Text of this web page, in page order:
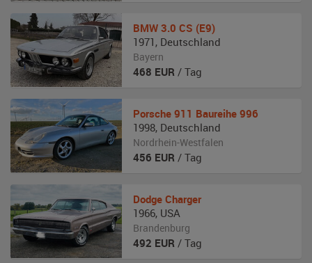
BMW 3.0 CS (E9)
1971 , Deutschland
Bayern
468 EUR / Tag
Porsche 911 Baureihe 996
1998, Deutschland
Nordrhein-Westfalen
456 EUR / Tag
Dodge Charger
1966, USA
Brandenburg
492 EUR / Tag